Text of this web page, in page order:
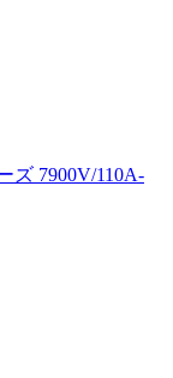
ズ 7900V/110A-